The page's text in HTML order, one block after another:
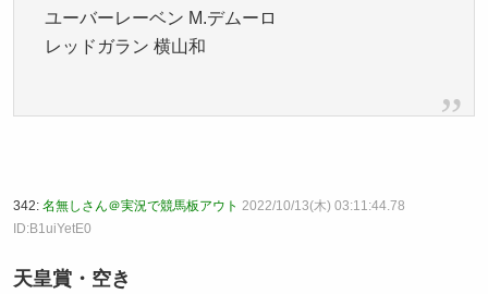
ユーバーレーベン M.デムーロ
レッドガラン 横山和
342: 名無しさん＠実況で競馬板アウト 2022/10/13(木) 03:11:44.78
ID:B1uiYetE0
天皇賞・空き